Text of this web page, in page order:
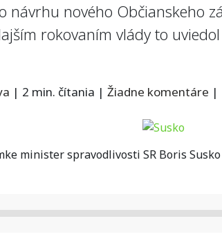
návrhu nového Občianskeho
rokovaním vlády to
| 2 min. čítania | Žiadne komentáre |
minister spravodlivosti SR Boris Susko